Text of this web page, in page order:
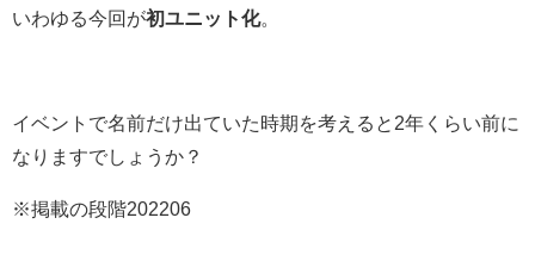
いわゆる今回が初ユニット化。
イベントで名前だけ出ていた時期を考えると2年くらい前に
なりますでしょうか？
※掲載の段階202206